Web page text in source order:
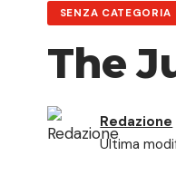
SENZA CATEGORIA
The
Ultima
Redazione